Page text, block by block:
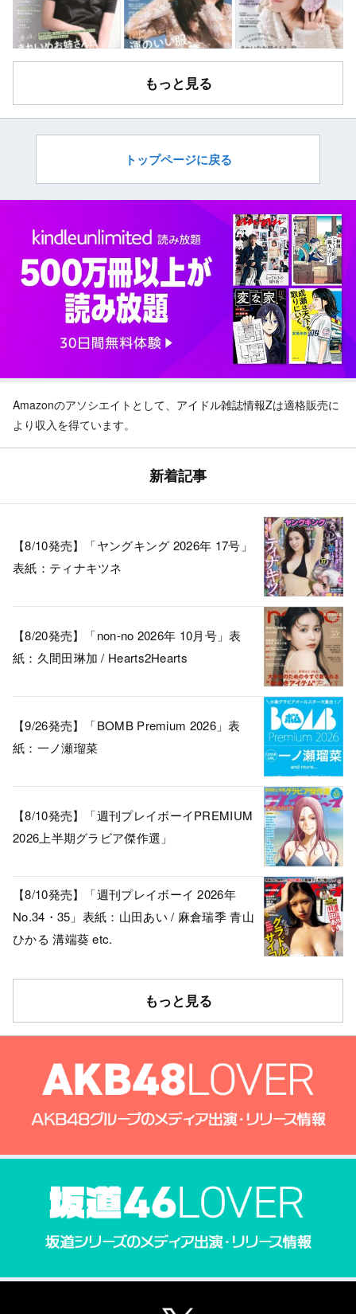
もっと見る
トップページに戻る
Amazonのアソシエイトとして、 アイドル雑誌情報Zは適格販売に
より収入を得ています。
新着記事
【8/10発売】「ヤングキング 2026年 17号」
表紙：ティナキツネ
【8/20発売】「non-no 2026年 10月号」表
紙：久間田琳加 / Hearts2Hearts
【9/26発売】「BOMB Premium 2026」表
紙：一ノ瀬瑠菜
【8/10発売】「週刊プレイボーイPREMIUM
2026上半期グラビア傑作選」
【8/10発売】「週刊プレイボーイ 2026年
No.34・35」表紙：山田あい / 麻倉瑞季 青山
ひかる 溝端葵 etc.
もっと見る